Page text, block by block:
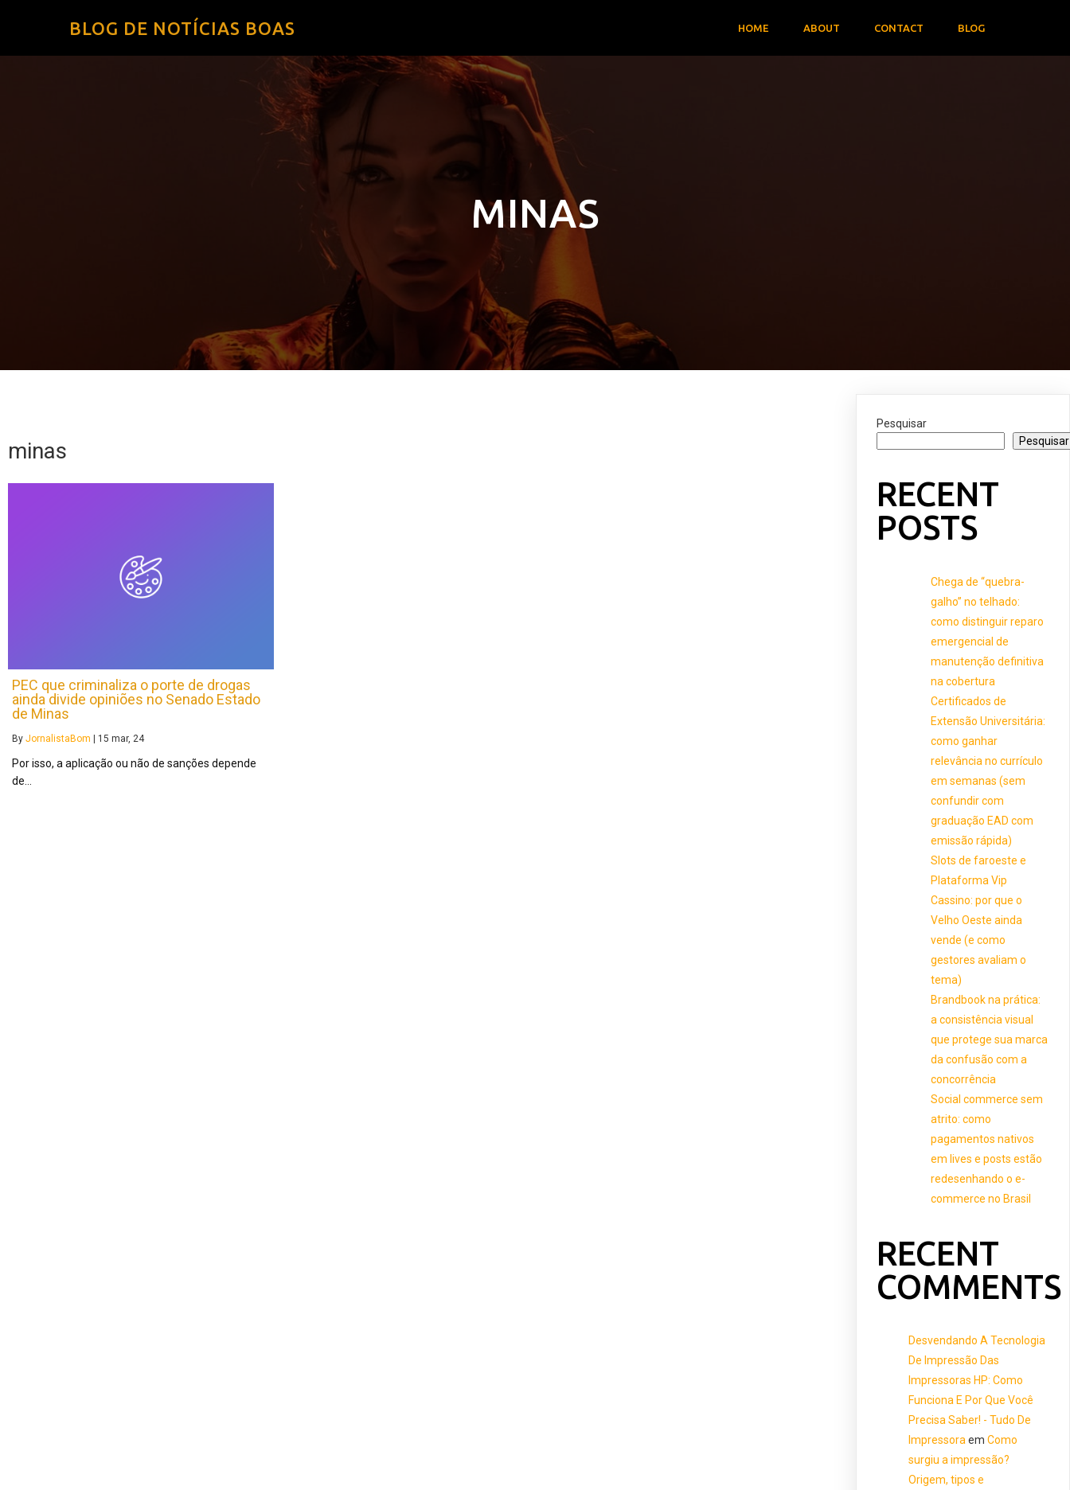
BLOG DE NOTÍCIAS BOAS HOME ABOUT CONTACT BLOG
MINAS
minas
PEC que criminaliza o porte de drogas
ainda divide opiniões no Senado Estado
de Minas
By JornalistaBom | 15 mar, 24
Por isso, a aplicação ou não de sanções depende
de…
Pesquisar
Pesquisar
RECENT
POSTS
Chega de “quebra-
galho” no telhado:
como distinguir reparo
emergencial de
manutenção definitiva
na cobertura
Certificados de
Extensão Universitária:
como ganhar
relevância no currículo
em semanas (sem
confundir com
graduação EAD com
emissão rápida)
Slots de faroeste e
Plataforma Vip
Cassino: por que o
Velho Oeste ainda
vende (e como
gestores avaliam o
tema)
Brandbook na prática:
a consistência visual
que protege sua marca
da confusão com a
concorrência
Social commerce sem
atrito: como
pagamentos nativos
em lives e posts estão
redesenhando o e-
commerce no Brasil
RECENT
COMMENTS
Desvendando A Tecnologia
De Impressão Das
Impressoras HP: Como
Funciona E Por Que Você
Precisa Saber! - Tudo De
ImpressoraemComo
surgiu a impressão?
Origem, tipos e